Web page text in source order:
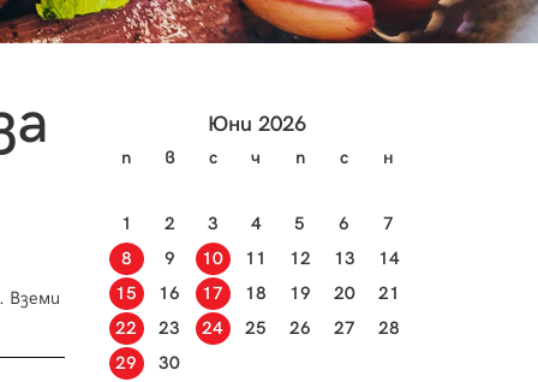
Вземи
Юни 2026
п в с ч п с н
1 2 3 4 5 6
7
8
9 10 11 12 13
14
15
16 17 18 19 20
21
22
23 24 25 26 27
28
29
30